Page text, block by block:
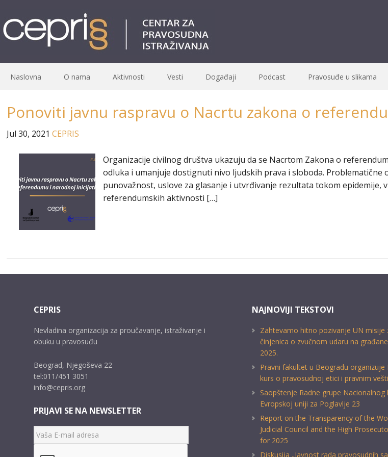
Naslovna O nama Aktivnosti Vesti Događaji Podcast Pravosuđe u slikama
Ponoviti javnu raspravu o Nacrtu zakona o
Jul 30, 2021 CEPRIS
Organizacije civilnog društva ukazuju da se Nacrtom Zakona o
odluka i umanjuje dostignuti nivo ljudskih prava i sloboda.
punovažnost, uslove za glasanje i utvrđivanje rezultata tokom
referendumskih aktivnosti […]
CEPRIS
Nevladina organizacija za proučavanje, istraživanje i
obuku u pravosuđu
Beograd, Njegoševa 22
tel:011/451 3051
info@cepris.org
PRIJAVI SE NA NEWSLETTER
NAJNOVIJI TEKSTOVI
Zahtevamo hitno pozivanje UN misije
činjenica o zvučnom udaru na
2025.
Pravni fakultet u Beogradu organizuje
kurs o pravosudnoj etici i pravnim
Saopštenje Radne grupe Nacionalnog
Evropskoj uniji za Poglavlje 23
Report on the Transparency of the
Judicial Council and the High
for 2025
Diskusija „Javnost rada pravosudnih